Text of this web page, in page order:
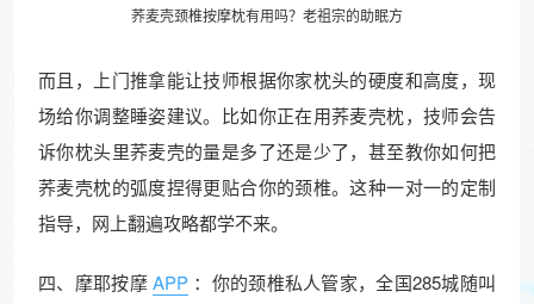
荞麦壳颈椎按摩枕有用吗？老祖宗的助眠方
而且，上门推拿能让技师根据你家枕头的硬度和高度，现
场给你调整睡姿建议。比如你正在用荞麦壳枕，技师会告
诉你枕头里荞麦壳的量是多了还是少了，甚至教你如何把
荞麦壳枕的弧度捏得更贴合你的颈椎。这种一对一的定制
指导，网上翻遍攻略都学不来。
四、摩耶按摩APP ：你的颈椎私人管家，全国285城随叫